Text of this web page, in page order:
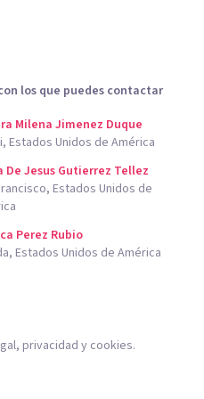
los que puedes contactar
Milena Jimenez Duque
Estados Unidos de América
De Jesus Gutierrez Tellez
Estados Unidos de
Perez Rubio
Estados Unidos de América
, privacidad y cookies.